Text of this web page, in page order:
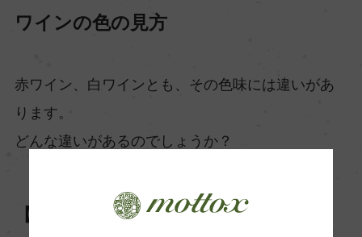
ワインの色の見方
赤ワイン、白ワインとも、その色味には違いがあ
ります。
どんな違いがあるのでしょうか？
【赤ワインの色味の違い】